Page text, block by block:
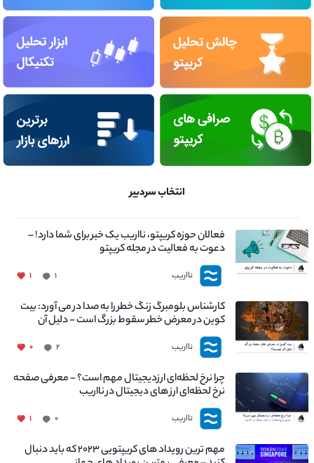
انتخاب سردبیر
فعالان حوزه کریپتو، نااریب یک خبر برای شما دارد! –
دعوت به فعالیت در مجله کریپتو
نااریب ۱ ۱
کارشناس بلومبرگ زنگ خطر را به صدا در می آورد: بیت
کوین در معرض خطر سقوط بزرگ است - دلیل آن
چیست؟
نااریب ۲ ۰
چرا نرخ لحظه‌ای ارزدیجیتال مهم است؟ - معرفی صفحه
نرخ لحظه‌ای ارز های دیجیتال در نااریب
نااریب ۰ ۱
مهم ترین رویداد های کریپتویی ۲۰۲۳ که باید دنبال